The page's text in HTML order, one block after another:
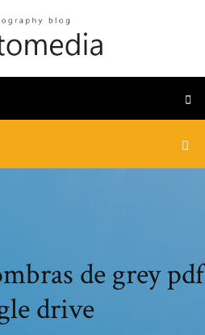
de grey pdf
drive